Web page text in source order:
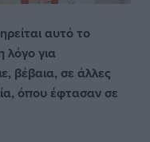
αυτό το
λόγο για
βέβαια, σε άλλες
όπου έφτασαν σε